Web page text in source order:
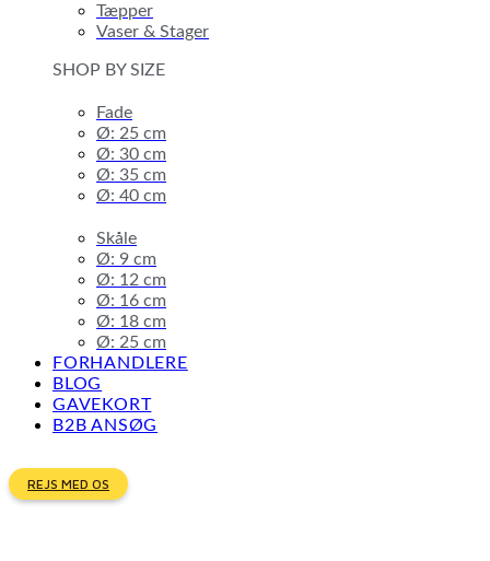
Tæpper
Vaser & Stager
SHOP BY SIZE
Fade
Ø: 25 cm
Ø: 30 cm
Ø: 35 cm
Ø: 40 cm
Skåle
Ø: 9 cm
Ø: 12 cm
Ø: 16 cm
Ø: 18 cm
Ø: 25 cm
FORHANDLERE
BLOG
GAVEKORT
B2B ANSØG
REJS MED OS